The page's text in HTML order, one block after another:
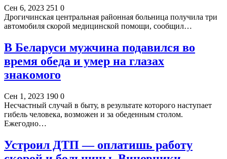
Сен 6, 2023 251 0
Дрогичинская центральная районная больница получила три
автомобиля скорой медицинской помощи, сообщил…
В Беларуси мужчина подавился во
время обеда и умер на глазах
знакомого
Сен 1, 2023 190 0
Несчастный случай в быту, в результате которого наступает
гибель человека, возможен и за обеденным столом.
Ежегодно…
Устроил ДТП — оплатишь работу